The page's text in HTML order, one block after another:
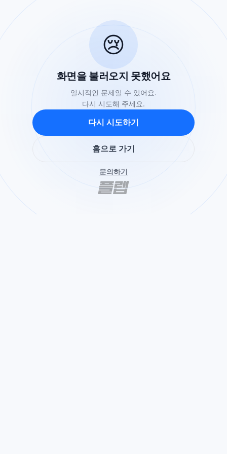
😢
화면을 불러오지 못했어요
일시적인 문제일 수 있어요.
다시 시도해 주세요.
다시 시도하기
홈으로 가기
문의하기